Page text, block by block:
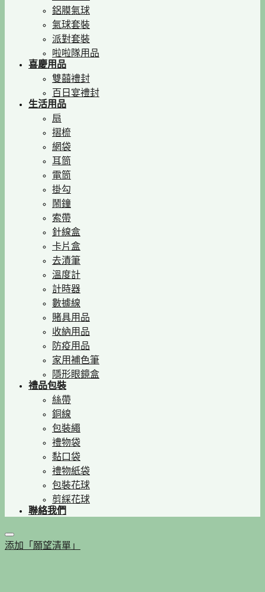
鋁膜氣球
氣球套裝
派對套裝
啦啦隊用品
喜慶用品
雙囍禮封
百日宴禮封
生活用品
扇
摺梳
網袋
耳筒
電筒
掛勾
鬧鐘
索帶
針線盒
卡片盒
去漬筆
溫度計
計時器
數據線
賭具用品
收納用品
防疫用品
家用補色筆
隱形眼鏡盒
禮品包裝
絲帶
銅線
包裝繩
禮物袋
黏口袋
禮物紙袋
包裝花球
剪綵花球
聯絡我們
添加「願望清單」